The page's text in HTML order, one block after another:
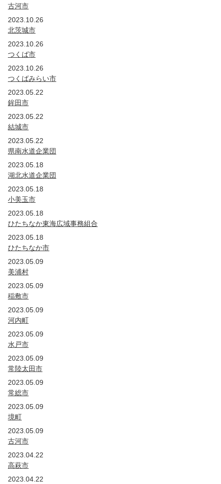
古河市
2023.10.26
北茨城市
2023.10.26
つくば市
2023.10.26
つくばみらい市
2023.05.22
鉾田市
2023.05.22
結城市
2023.05.22
県南水道企業団
2023.05.18
湖北水道企業団
2023.05.18
小美玉市
2023.05.18
ひたちなか東海広域事務組合
2023.05.18
ひたちなか市
2023.05.09
美浦村
2023.05.09
稲敷市
2023.05.09
河内町
2023.05.09
水戸市
2023.05.09
常陸太田市
2023.05.09
常総市
2023.05.09
境町
2023.05.09
古河市
2023.04.22
高萩市
2023.04.22